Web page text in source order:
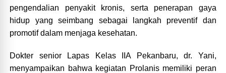
pengendalian penyakit kronis, serta penerapan gaya
hidup yang seimbang sebagai langkah preventif dan
promotif dalam menjaga kesehatan.
Dokter senior Lapas Kelas IIA Pekanbaru, dr. Yani,
menyampaikan bahwa kegiatan Prolanis memiliki peran